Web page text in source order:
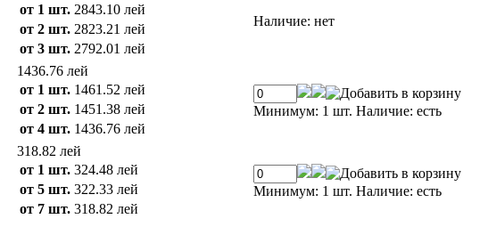
от 1 шт. 2843.10 лей
от 2 шт. 2823.21 лей
от 3 шт. 2792.01 лей
Наличие: нет
1436.76 лей
от 1 шт. 1461.52 лей
от 2 шт. 1451.38 лей
от 4 шт. 1436.76 лей
Минимум: 1 шт. Наличие: есть
318.82 лей
от 1 шт. 324.48 лей
от 5 шт. 322.33 лей
от 7 шт. 318.82 лей
Минимум: 1 шт. Наличие: есть